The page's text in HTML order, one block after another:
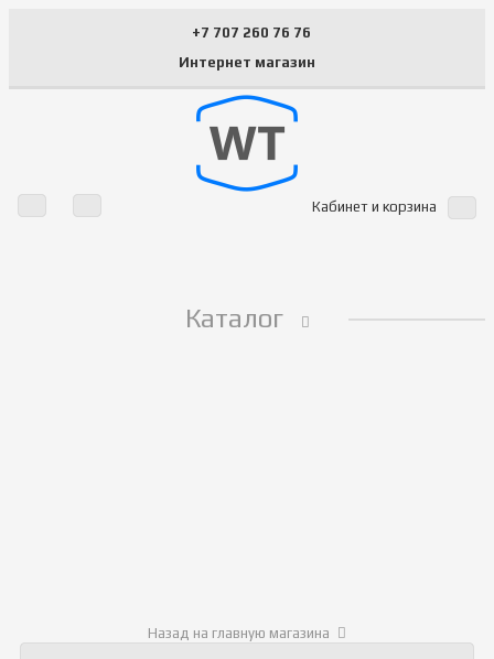
+7 707 260 76 76
Интернет магазин
Кабинет и корзина
Каталог
Назад на главную магазина